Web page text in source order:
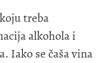
treba
alkohola i
Iako se čaša vina